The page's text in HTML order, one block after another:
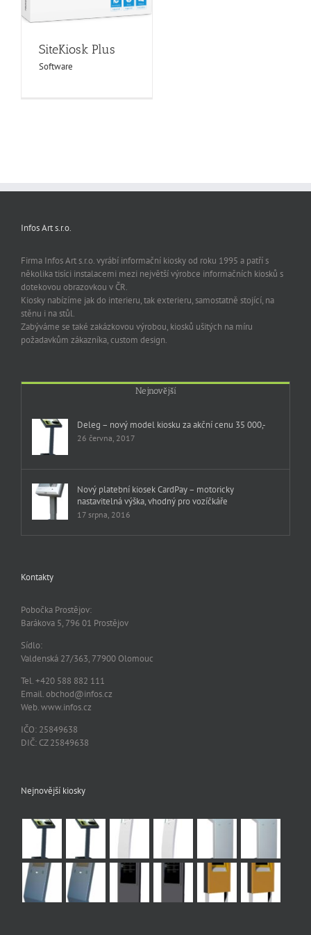
SiteKiosk Plus
Software
Infos Art s.r.o.
Firma Infos Art s.r.o. vyrábí informační kiosky od roku 1995 a patří s
několika tisíci instalacemi mezi největší výrobce informačních kiosků s
dotekovou obrazovkou v ČR.
Kiosky nabízíme jak do interieru, tak exterieru, samostatně stojící, na
stěnu i na stůl.
Zabýváme se také zakázkovou výrobou, kiosků ušitých na míru
požadavkům zákazníka, custom design.
Nejnovější
Deleg – nový model kiosku za akční cenu 35 000,-
26 června, 2017
Nový platební kiosek CardPay – motoricky
nastavitelná výška, vhodný pro vozíčkáře
17 srpna, 2016
Kontakty
Pobočka Prostějov:
Barákova 5, 796 01 Prostějov
Sídlo:
Valdenská 27/363, 77900 Olomouc
Tel. +420 588 882 111
Email. obchod@infos.cz
Web. www.infos.cz
IČO: 25849638
DIČ: CZ 25849638
Nejnovější kiosky